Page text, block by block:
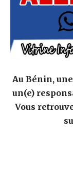
Au Bénin,
un(e)
Vous